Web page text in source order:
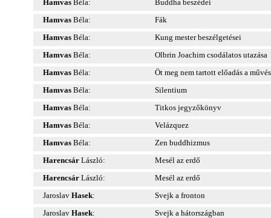
Hamvas Béla:
Buddha beszédei
Hamvas Béla:
Fák
Hamvas Béla:
Kung mester beszélgetései
Hamvas Béla:
Olbrin Joachim csodálatos utazása
Hamvas Béla:
Öt meg nem tartott előadás a
Hamvas Béla:
Silentium
Hamvas Béla:
Titkos jegyzőkönyv
Hamvas Béla:
Velázquez
Hamvas Béla:
Zen buddhizmus
Harencsár László:
Mesél az erdő
Harencsár László:
Mesél az erdő
Jaroslav Hasek:
Svejk a fronton
Jaroslav Hasek:
Svejk a hátországban